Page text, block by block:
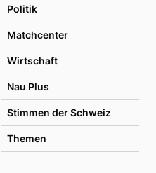
Politik
Matchcenter
Wirtschaft
Nau Plus
Stimmen der Schweiz
Themen